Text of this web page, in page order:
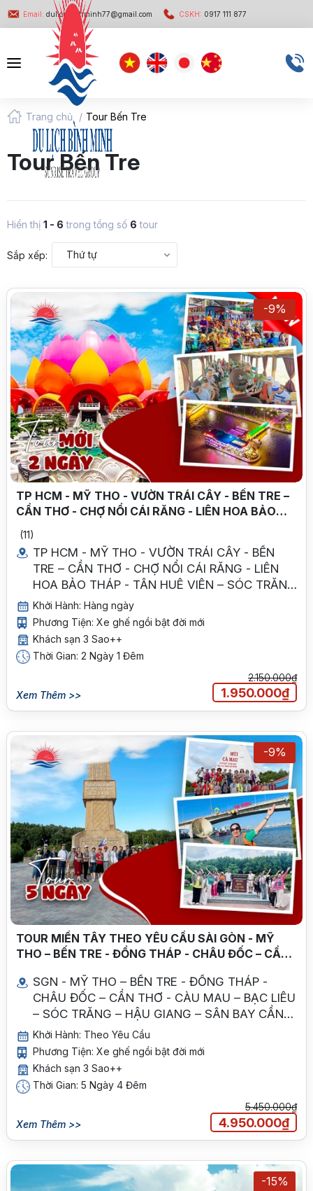
Email: dulichbinhminh77@gmail.com CSKH: 0917 111 877
Trang chủ / Tour Bến Tre
Tour Bến Tre
Hiển thị 1 - 6 trong tổng số 6 tour
Sắp xếp: Thứ tự
-9%
TP HCM - MỸ THO - VƯỜN TRÁI CÂY - BẾN TRE –
CẦN THƠ - CHỢ NỔI CÁI RĂNG - LIÊN HOA BẢO
(11)
TP HCM - MỸ THO - VƯỜN TRÁI CÂY - BẾN
TRE – CẦN THƠ - CHỢ NỔI CÁI RĂNG - LIÊN
HOA BẢO THÁP - TÂN HUÊ VIÊN – SÓC TRĂNG
- TP HCM
Khởi Hành: Hàng ngày
Phương Tiện: Xe ghế ngồi bật đời mới
Khách sạn 3 Sao++
Thời Gian: 2 Ngày 1 Đêm
Xem Thêm >>
2.150.000₫
1.950.000₫
-9%
TOUR MIỀN TÂY THEO YÊU CẦU SÀI GÒN - MỸ
THO – BẾN TRE - ĐỒNG THÁP - CHÂU ĐỐC – CẦN
GIANG – SÂN BAY CẦN THƠ/ SÀI GÒN
SGN - MỸ THO – BẾN TRE - ĐỒNG THÁP -
CHÂU ĐỐC – CẦN THƠ - CÀU MAU – BẠC LIÊU
– SÓC TRĂNG – HẬU GIANG – SÂN BAY CẦN
THƠ/SGN
Khởi Hành: Theo Yêu Cầu
Phương Tiện: Xe ghế ngồi bật đời mới
Khách sạn 3 Sao++
Thời Gian: 5 Ngày 4 Đêm
Xem Thêm >>
5.450.000₫
4.950.000₫
-15%